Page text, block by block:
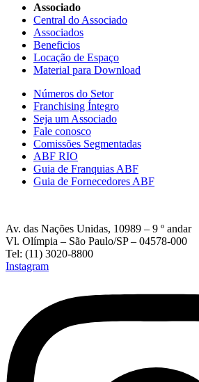
Associado
Central do Associado
Associados
Beneficios
Locação de Espaço
Material para Download
Números do Setor
Franchising Íntegro
Seja um Associado
Fale conosco
Comissões Segmentadas
ABF RIO
Guia de Franquias ABF
Guia de Fornecedores ABF
Av. das Nações Unidas, 10989 – 9 º andar
Vl. Olímpia – São Paulo/SP – 04578-000
Tel: (11) 3020-8800
Instagram